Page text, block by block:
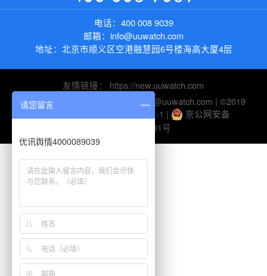
电话： 400 008 9039
邮箱： info@uuwatch.com
地址： 北京市顺义区空港融慧园6号楼海高大厦4层
友情链接： https://new.uuwatch.com
电话：010-82895510 | 邮箱：help@uuwatch.com | ©2019
京ICP备10045116号-1 |
京公网安备
11010802026281号
请您留言
优讯舆情4000089039